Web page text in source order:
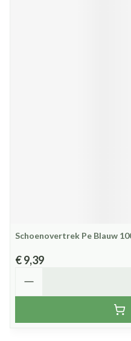
Schoenovertrek Pe Blauw
€ 9,39